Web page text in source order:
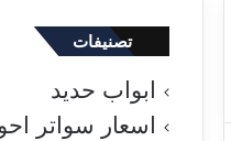
تصنيفات
ابواب حديد
اسعار سواتر